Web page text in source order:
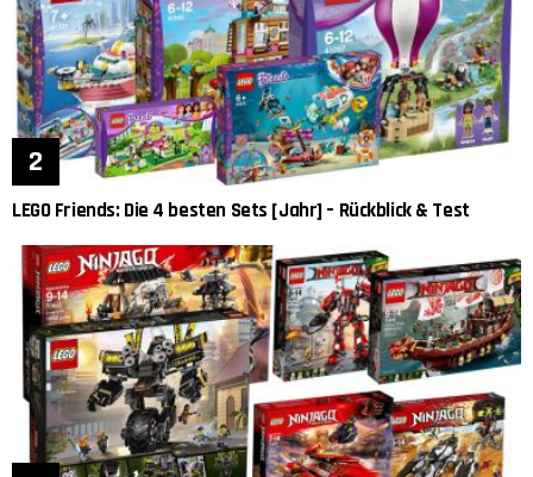
LEGO Friends: Die 4 besten Sets [Jahr] – Rückblick & Test